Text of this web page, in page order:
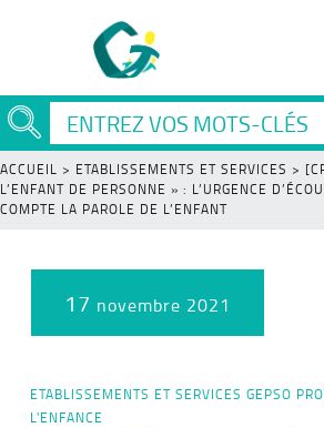
ACCUEIL > ETABLISSEMENTS ET SERVICES >
L’ENFANT DE PERSONNE » : L’URGENCE
COMPTE LA PAROLE DE L’ENFANT
17 novembre 2021
ETABLISSEMENTS ET SERVICES GEPSO
L'ENFANCE